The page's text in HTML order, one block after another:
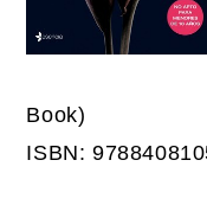
Book)
ISBN: